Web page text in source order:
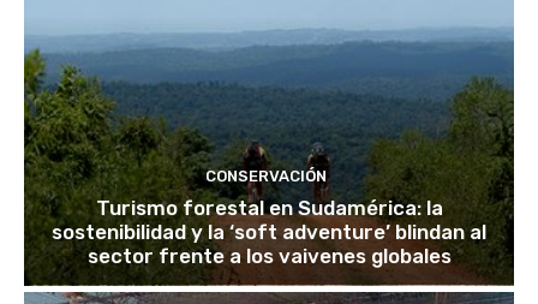
CONSERVACIÓN
Turismo forestal en Sudamérica: la
sostenibilidad y la ‘soft adventure’ blindan al
sector frente a los vaivenes globales